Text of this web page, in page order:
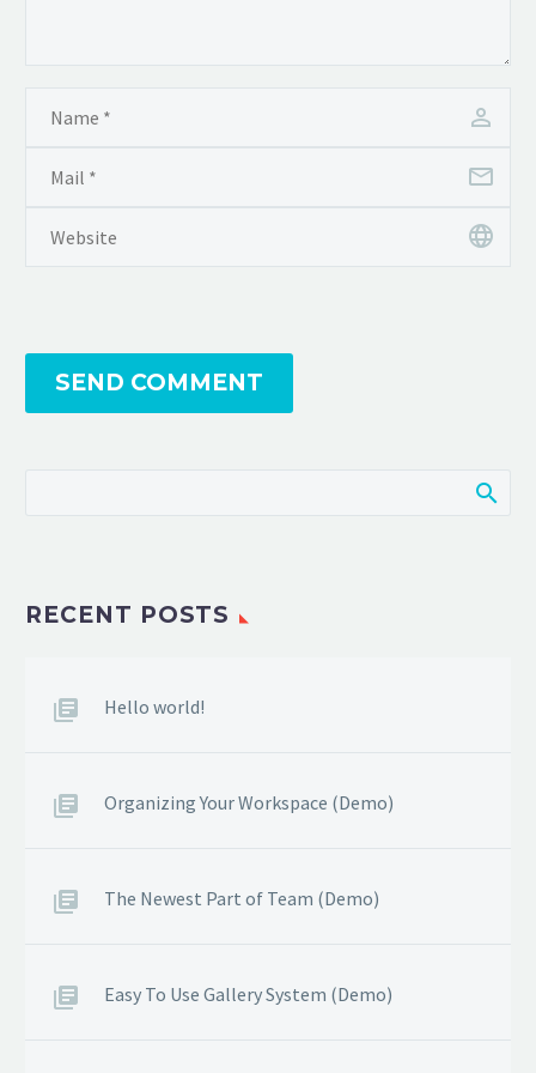
SEND COMMENT
RECENT POSTS
Hello world!
Organizing Your Workspace (Demo)
The Newest Part of Team (Demo)
Easy To Use Gallery System (Demo)